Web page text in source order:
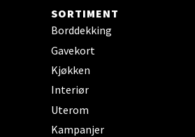
SORTIMENT
Borddekking
Gavekort
Kjøkken
Interiør
Uterom
Kampanjer
Senter Ski
Jernbanesvingen 6, 1400 Ski